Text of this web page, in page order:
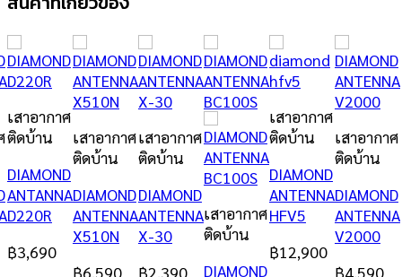
เสาอากาศ
ติดบ้าน
DIAMOND
ANTANNA
D220R
฿3,690
เสาอากาศ
ติดบ้าน
DIAMOND
ANTENNA
X510N
฿6,590
เสาอากาศ
ติดบ้าน
DIAMOND
ANTENNA
X-30
฿2,390
เสาอากาศ
ติดบ้าน
DIAMOND
เสาอากาศ
ติดบ้าน
DIAMOND
ANTENNA
HFV5
฿12,900
เสาอากาศ
ติดบ้าน
DIAMOND
ANTENNA
V2000
฿4,590